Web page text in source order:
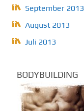
September 2013
August 2013
Juli 2013
BODYBUILDING